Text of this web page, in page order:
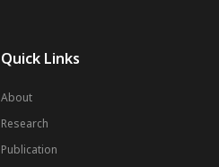
Quick Links
About
Research
Publication